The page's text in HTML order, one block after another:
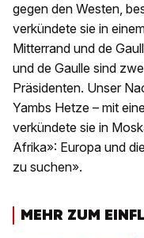
gegen den Westen,
verkündete sie in
Mitterrand und de
und de Gaulle sind
Präsidenten. Unser
Yambs Hetze – mit
verkündete sie in
Afrika»: Europa und
zu suchen».
MEHR ZUM